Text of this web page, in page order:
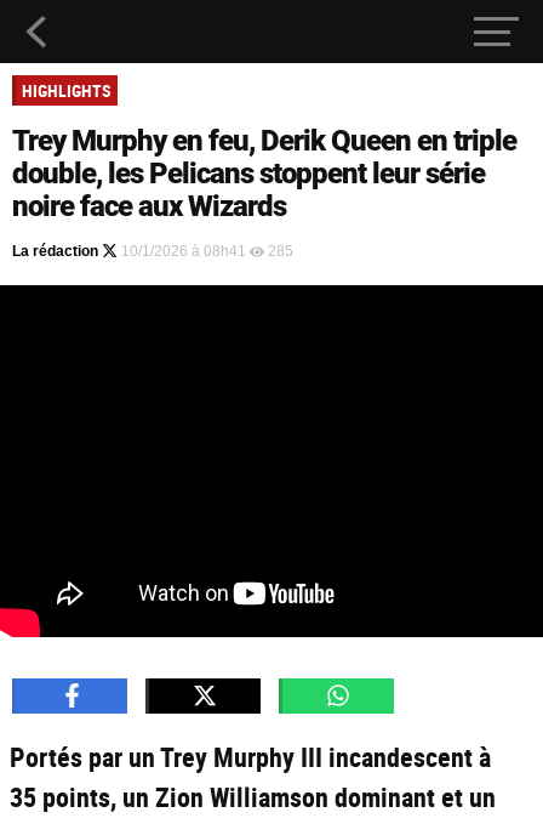
HIGHLIGHTS
Trey Murphy en feu, Derik Queen en triple
double, les Pelicans stoppent leur série
noire face aux Wizards
La rédaction 10/1/2026 à 08h41 285
Portés par un Trey Murphy III incandescent à
35 points, un Zion Williamson dominant et un